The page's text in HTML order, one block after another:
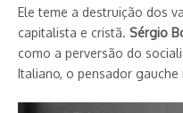
Ele teme a destruição dos
capitalista e cristã. Sérgio
como a perversão do
Italiano, o pensador gauche